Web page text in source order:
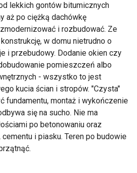
lekkich gontów bitumicznych
aż po ciężką dachówkę
i rozbudować. Ze
w domu nietrudno o
i przebudowy. Dodanie okien czy
pomieszczeń albo
- wszystko to jest
kucia ścian i stropów. "Czysta"
fundamentu, montaż i wykończenie
się na sucho. Nie ma
po betonowaniu oraz
cementu i piasku. Teren po budowie